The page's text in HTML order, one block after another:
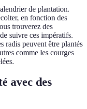
de plantation.
en fonction des
trouverez des
suivre ces impératifs.
radis peuvent être plantés
comme les courges
avec des